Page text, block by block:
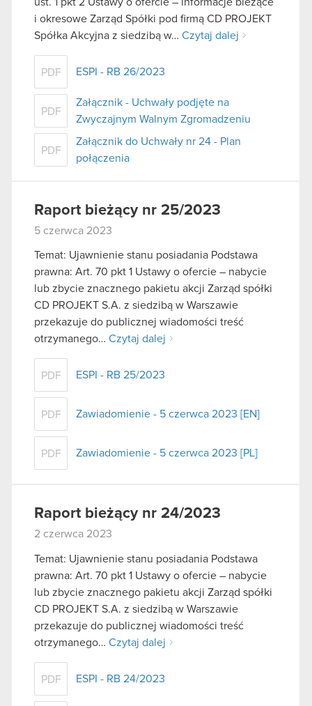
i okresowe Zarząd Spółki pod firmą CD PROJEKT
Spółka Akcyjna z siedzibą w… Czytaj dalej
PDF ESPI - RB 26/2023
PDF
Załącznik - Uchwały podjęte na
Zwyczajnym Walnym Zgromadzeniu
PDF
Załącznik do Uchwały nr 24 - Plan
połączenia
Raport bieżący nr 25/2023
5 czerwca 2023
Temat: Ujawnienie stanu posiadania Podstawa
prawna: Art. 70 pkt 1 Ustawy o ofercie – nabycie
lub zbycie znacznego pakietu akcji Zarząd spółki
CD PROJEKT S.A. z siedzibą w Warszawie
przekazuje do publicznej wiadomości treść
otrzymanego… Czytaj dalej
PDF ESPI - RB 25/2023
PDF Zawiadomienie - 5 czerwca 2023 [EN]
PDF Zawiadomienie - 5 czerwca 2023 [PL]
Raport bieżący nr 24/2023
2 czerwca 2023
Temat: Ujawnienie stanu posiadania Podstawa
prawna: Art. 70 pkt 1 Ustawy o ofercie – nabycie
lub zbycie znacznego pakietu akcji Zarząd spółki
CD PROJEKT S.A. z siedzibą w Warszawie
przekazuje do publicznej wiadomości treść
otrzymanego… Czytaj dalej
PDF ESPI - RB 24/2023